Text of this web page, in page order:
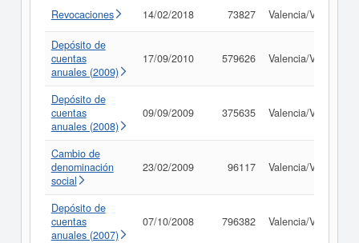
Revocaciones 14/02/2018 73827 Valencia/València
Depósito de
cuentas
anuales (2009)
17/09/2010 579626 Valencia/València
Depósito de
cuentas
anuales (2008)
09/09/2009 375635 Valencia/València
Cambio de
denominación
social
23/02/2009 96117 Valencia/València
Depósito de
cuentas
anuales (2007)
07/10/2008 796382 Valencia/València